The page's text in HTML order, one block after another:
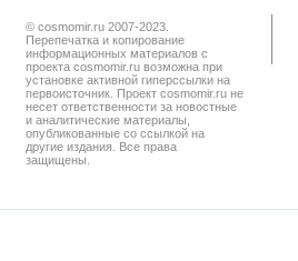
© cosmomir.ru 2007-2023.
Перепечатка и копирование
информационных материалов с
проекта cosmomir.ru возможна при
установке активной гиперссылки на
первоисточник. Проект cosmomir.ru не
несет ответственности за новостные
и аналитические материалы,
опубликованные со ссылкой на
другие издания. Все права
защищены.